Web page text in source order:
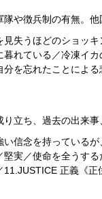
隊や徴兵制の有無。他
見失うほどのショッ
れている／冷凍イ
を忘れたことによ
り立ち、過去の出来事
い信念を持っている
実／使命を全うす
正義《正